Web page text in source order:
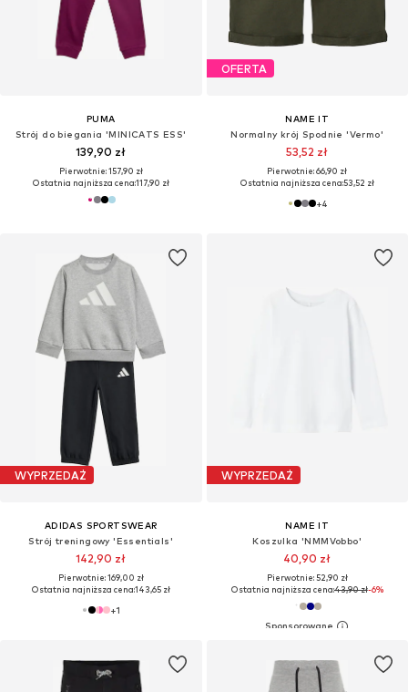
PUMA
Strój do biegania 'MINICATS ESS'
139,90 zł
Pierwotnie: 157,90 zł
Ostatnia najniższa cena:117,90 zł
OFERTA
NAME IT
Normalny krój Spodnie 'Vermo'
53,52 zł
Pierwotnie: 66,90 zł
Ostatnia najniższa cena:53,52 zł
+4
WYPRZEDAŻ
ADIDAS SPORTSWEAR
Strój treningowy 'Essentials'
142,90 zł
Pierwotnie: 169,00 zł
Ostatnia najniższa cena:143,65 zł
+1
WYPRZEDAŻ
NAME IT
Koszulka 'NMMVobbo'
40,90 zł
Pierwotnie: 52,90 zł
Ostatnia najniższa cena:43,90 zł-6%